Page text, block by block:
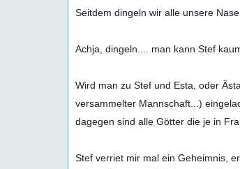
Seitdem dingeln wir alle unsere
Achja, dingeln.... man kann Stef
Wird man zu Stef und Esta, oder
versammelter Mannschaft...)
dagegen sind alle Götter die je in
Stef verriet mir mal ein Geheimnis,